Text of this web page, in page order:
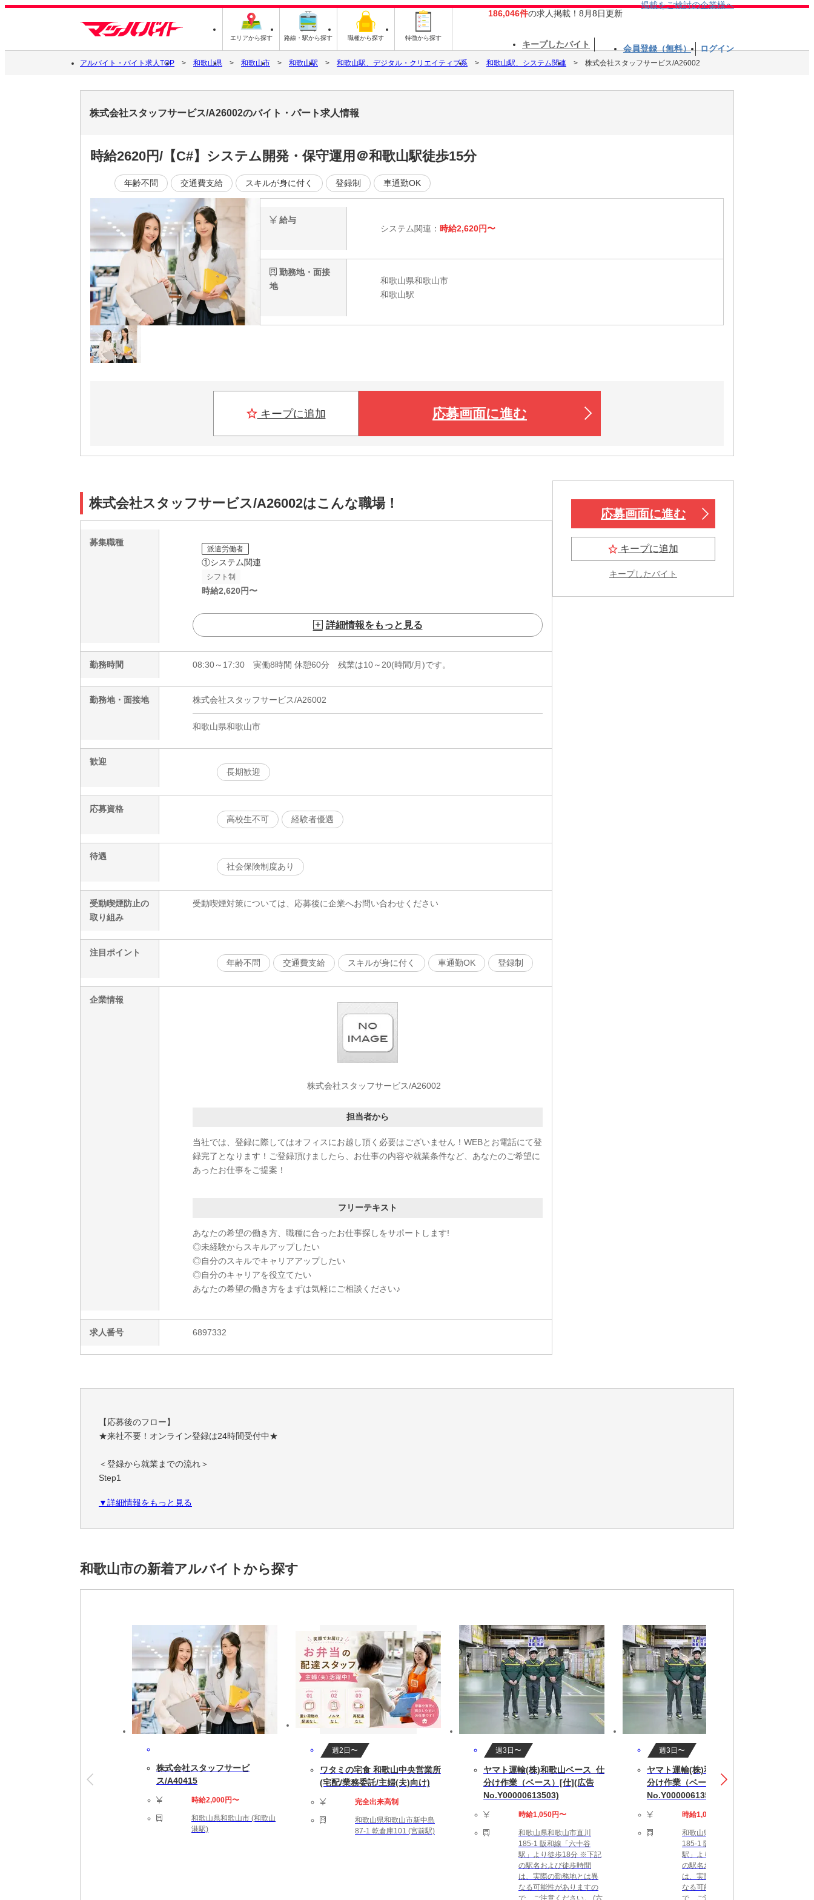
エリアから探す 路線・駅から探す 職種から探す 特徴から探す
186,046件の求人掲載！8月8日更新
掲載をご検討の企業様へ
キープしたバイト 会員登録（無料） ログイン
アルバイト・バイト求人TOP 和歌山県 和歌山市 和歌山駅 和歌山駅、デジタル・クリエイティブ系 和歌山駅、システム関連 株式会社スタッフサービス/A26002
株式会社スタッフサービス/A26002のバイト・パート求人情報
時給2620円/【C#】システム開発・保守運用＠和歌山駅徒歩15分
年齢不問 交通費支給 スキルが身に付く 登録制 車通勤OK
給与
システム関連： 時給2,620円〜
勤務地・面接
地
和歌山県和歌山市
和歌山駅
キープに追加 応募画面に進む
株式会社スタッフサービス/A26002はこんな職場！
募集職種
派遣労働者
①システム関連
シフト制
時給2,620円〜
詳細情報をもっと見る
勤務時間 08:30～17:30 実働8時間 休憩60分 残業は10～20(時間/月)です。
勤務地・面接地 株式会社スタッフサービス/A26002
和歌山県和歌山市
歓迎
長期歓迎
応募資格
高校生不可
経験者優遇
待遇
社会保険制度あり
受動喫煙防止の
取り組み
受動喫煙対策については、応募後に企業へお問い合わせください
注目ポイント
年齢不問
交通費支給 スキルが身に付く 車通勤OK 登録制
企業情報
株式会社スタッフサービス/A26002
担当者から
当社では、登録に際してはオフィスにお越し頂く必要はございません！WEBとお電話にて登
録完了となります！ご登録頂けましたら、お仕事の内容や就業条件など、あなたのご希望に
あったお仕事をご提案！
フリーテキスト
あなたの希望の働き方、職種に合ったお仕事探しをサポートします!
◎未経験からスキルアップしたい
◎自分のスキルでキャリアアップしたい
◎自分のキャリアを役立てたい
あなたの希望の働き方をまずは気軽にご相談ください♪
求人番号 6897332
応募画面に進む
キープに追加
キープしたバイト
【応募後のフロー】
★来社不要！オンライン登録は24時間受付中★
＜登録から就業までの流れ＞
Step1
職務経歴・希望条件など、フォームに必要事項を入力
ご希望条件やスキルに合わせて、お仕事をご案内します
一緒に理想の職場を見つけましょう！
就業開始後も専属担当者がしっかりフォローします
※就業開始前に来社が必要な場合があります
【勤務詳細】
08:30～17:30 実働8時間 休憩60分 残業は10～20(時間/月)です。
完全週休2日制（土日祝休み） ※企業カレンダーによる
即日～長期(3ヶ月以上)
★勤務スタート日はご相談可能です。ご就業中の方もお気軽にご相談ください。
【勤務地備考】
◆車通勤可◆職場の環境：【車通勤：可】【たばこ：禁煙】
【こんなスキルや経験のある方を歓迎します！】 C#.NET、SQL等の実務経験。
▼詳細情報をもっと見る
和歌山市の新着アルバイトから探す
株式会社スタッフサービ
ス/A40415
時給2,000円〜
和歌山県和歌山市 (和歌山
港駅)
週2日〜
ワタミの宅食 和歌山中央営業所
(宅配/業務委託/主婦(夫)向け)
完全出来高制
和歌山県和歌山市新中島
87-1 乾倉庫101 (宮前駅)
週3日〜
ヤマト運輸(株)和歌山ベース_仕
分け作業（ベース）[仕](広告
No.Y00000613503)
時給1,050円〜
和歌山県和歌山市直川
185-1 阪和線「六十谷
駅」より徒歩18分 ※下記
の駅名および徒歩時間
は、実際の勤務地とは異
なる可能性がありますの
週3日〜
ヤマト運輸(株)和歌山ベース_仕
分け作業（ベース）[仕](広告
No.Y00000613502)
時給1,050円〜
和歌山県和歌山市直川
185-1 阪和線「六十谷
駅」より徒歩18分 ※下記
の駅名および徒歩時間
は、実際の勤務地とは異
なる可能性がありますの